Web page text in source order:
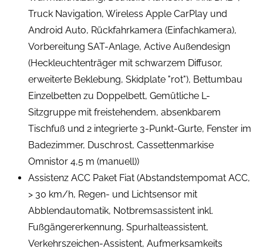
Truck Navigation, Wireless Apple CarPlay und
Android Auto, Rückfahrkamera (Einfachkamera),
Vorbereitung SAT-Anlage, Active Außendesign
(Heckleuchtenträger mit schwarzem Diffusor,
erweiterte Beklebung, Skidplate "rot"), Bettumbau
Einzelbetten zu Doppelbett, Gemütliche L-
Sitzgruppe mit freistehendem, absenkbarem
Tischfuß und 2 integrierte 3-Punkt-Gurte, Fenster im
Badezimmer, Duschrost, Cassettenmarkise
Omnistor 4,5 m (manuell))
Assistenz ACC Paket Fiat (Abstandstempomat ACC,
> 30 km/h, Regen- und Lichtsensor mit
Abblendautomatik, Notbremsassistent inkl.
Fußgängererkennung, Spurhalteassistent,
Verkehrszeichen-Assistent, Aufmerksamkeits